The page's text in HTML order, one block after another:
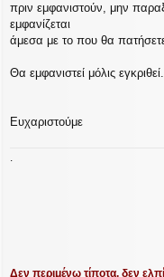
υ
σ
η
πριν εμφανιστούν, μην
εμφανίζεται
άμεσα με το που θα
Θα εμφανιστεί μόλις εγκριθεί.
Ευχαριστούμε
.
Δεν περιμένω τίποτα, δεν